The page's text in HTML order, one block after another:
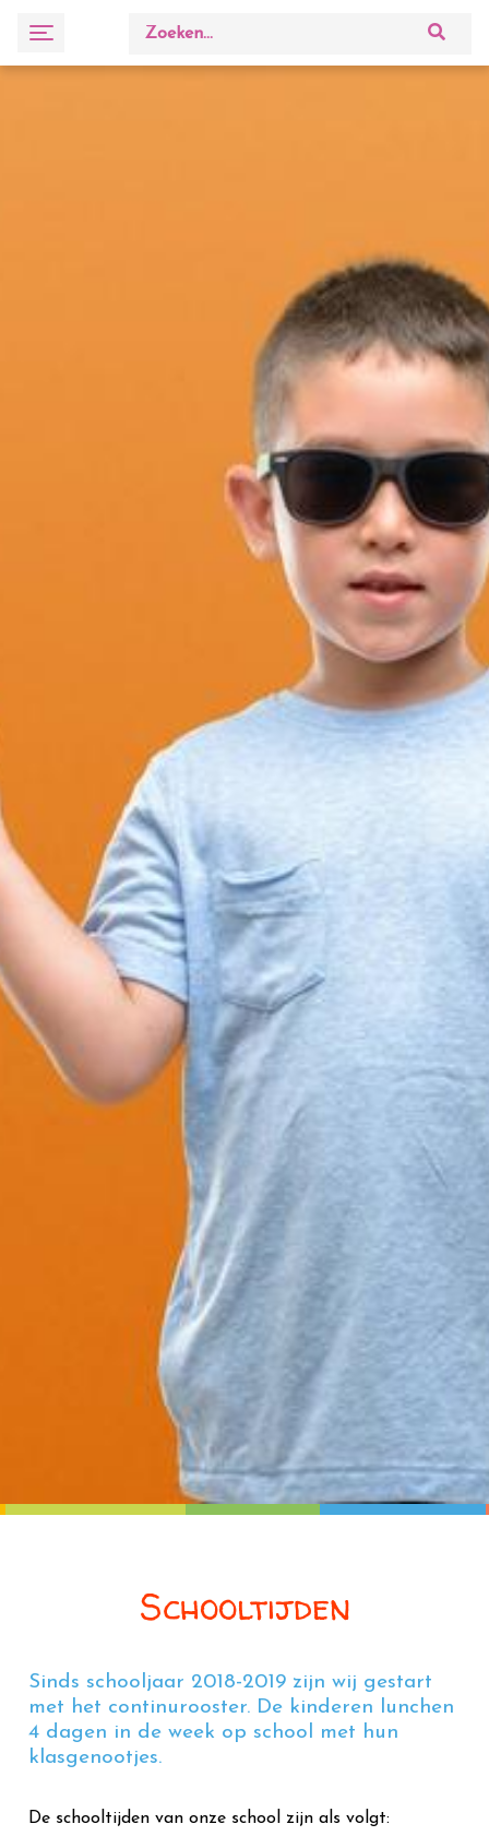
Schooltijden
Sinds schooljaar 2018-2019 zijn wij gestart
met het continurooster. De kinderen lunchen
4 dagen in de week op school met hun
klasgenootjes.
De schooltijden van onze school zijn als volgt: